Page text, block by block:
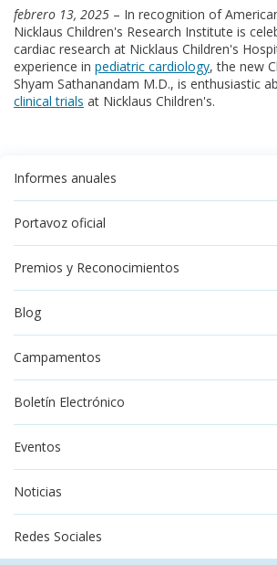
febrero 13, 2025 – In recognition of
Nicklaus Children's Research Institute is
cardiac research at Nicklaus Children's
experience in pediatric cardiology, the new
Shyam Sathanandam M.D., is enthusiastic
clinical trials at Nicklaus Children's.
Informes anuales
Portavoz oficial
Premios y Reconocimientos
Blog
Campamentos
Boletín Electrónico
Eventos
Noticias
Redes Sociales